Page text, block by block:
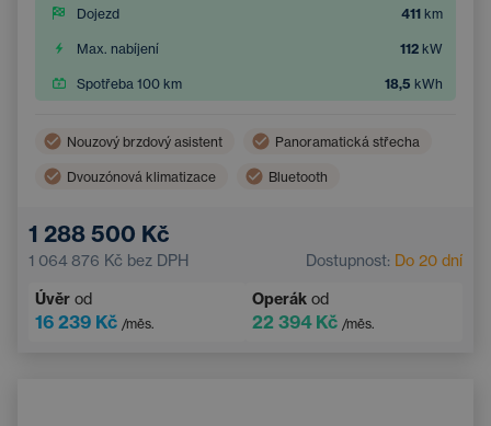
Dojezd 411 km
Max. nabíjení 112 kW
Spotřeba 100 km 18,5 kWh
Nouzový brzdový asistent Panoramatická střecha
Dvouzónová klimatizace Bluetooth
El. sklopná vnější zrcátka
Zatmavená okna Dotykový displej
1 288 500 Kč
1 064 876 Kč bez DPH Dostupnost: Do 20 dní
Úvěr od
16 239 Kč /měs.
Operák od
22 394 Kč /měs.